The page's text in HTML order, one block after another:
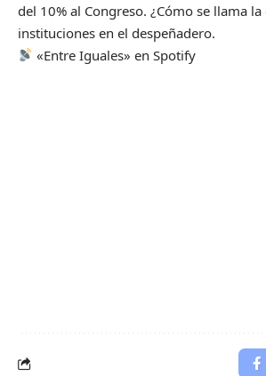
del 10% al Congreso. ¿Cómo se llama la
instituciones en el despeñadero.
«Entre Iguales» en Spotify